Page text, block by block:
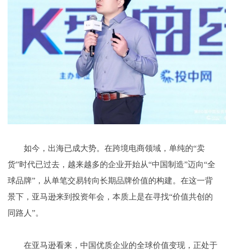
如今，出海已成大势。在跨境电商领域，单纯的“卖
货”时代已过去，越来越多的企业开始从“中国制造”迈向“全
球品牌”，从单笔交易转向长期品牌价值的构建。在这一背
景下，亚马逊来到投资年会，本质上是在寻找“价值共创的
同路人”。
在亚马逊看来，中国优质企业的全球价值变现，正处于